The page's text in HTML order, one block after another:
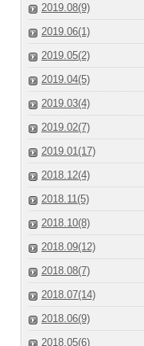
2019.08(9)
2019.06(1)
2019.05(2)
2019.04(5)
2019.03(4)
2019.02(7)
2019.01(17)
2018.12(4)
2018.11(5)
2018.10(8)
2018.09(12)
2018.08(7)
2018.07(14)
2018.06(9)
2018.05(6)